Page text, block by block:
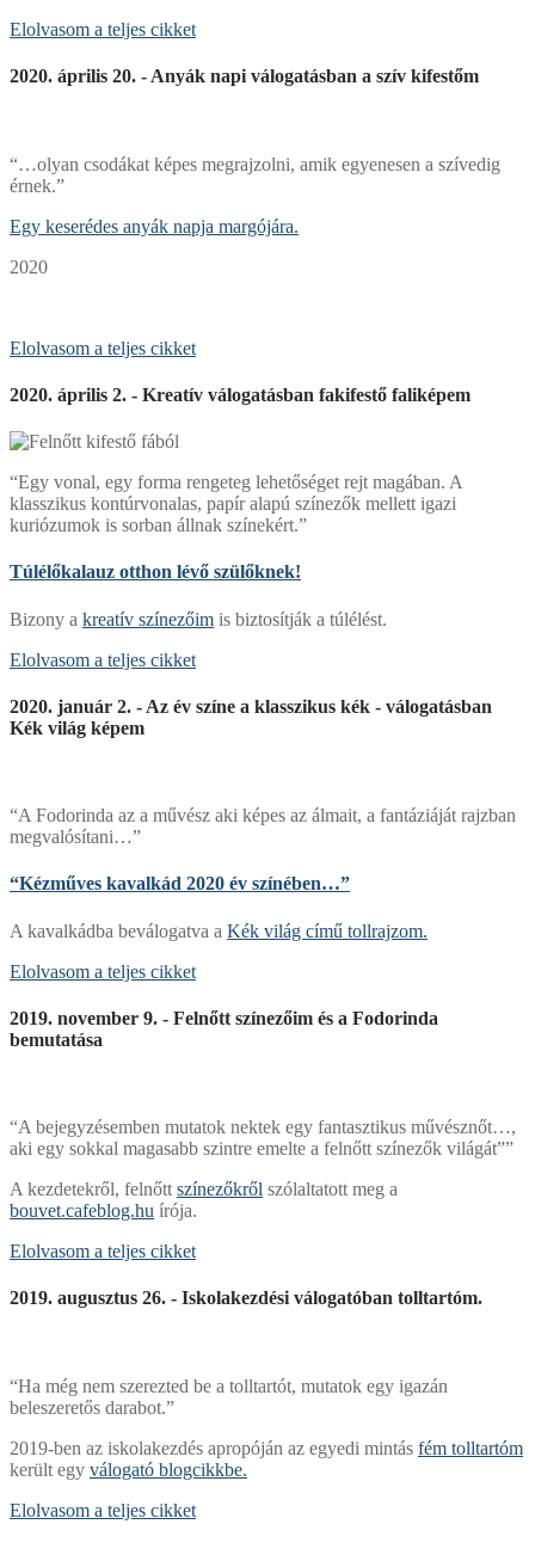
Elolvasom a teljes cikket
2020. április 20. - Anyák napi válogatásban a szív kifestőm
“…olyan csodákat képes megrajzolni, amik egyenesen a szívedig
érnek.”
Egy keserédes anyák napja margójára.
2020
Elolvasom a teljes cikket
2020. április 2. - Kreatív válogatásban fakifestő faliképem
“Egy vonal, egy forma rengeteg lehetőséget rejt magában. A
klasszikus kontúrvonalas, papír alapú színezők mellett igazi
kuriózumok is sorban állnak színekért.”
Túlélőkalauz otthon lévő szülőknek!
Bizony a kreatív színezőim is biztosítják a túlélést.
Elolvasom a teljes cikket
2020. január 2. - Az év színe a klasszikus kék - válogatásban
Kék világ képem
“A Fodorinda az a művész aki képes az álmait, a fantáziáját rajzban
megvalósítani…”
“Kézműves kavalkád 2020 év színében…”
A kavalkádba beválogatva a Kék világ című tollrajzom.
Elolvasom a teljes cikket
2019. november 9. - Felnőtt színezőim és a Fodorinda
bemutatása
“A bejegyzésemben mutatok nektek egy fantasztikus művésznőt…,
aki egy sokkal magasabb szintre emelte a felnőtt színezők világát””
A kezdetekről, felnőtt színezőkről szólaltatott meg a
bouvet.cafeblog.hu írója.
Elolvasom a teljes cikket
2019. augusztus 26. - Iskolakezdési válogatóban tolltartóm.
“Ha még nem szerezted be a tolltartót, mutatok egy igazán
beleszeretős darabot.”
2019-ben az iskolakezdés apropóján az egyedi mintás fém tolltartóm
került egy válogató blogcikkbe.
Elolvasom a teljes cikket